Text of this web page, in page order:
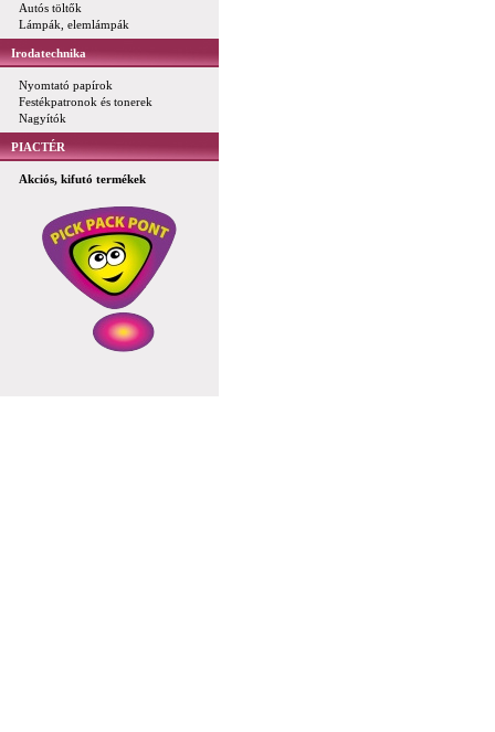
Autós töltők
Lámpák, elemlámpák
Irodatechnika
Nyomtató papírok
Festékpatronok és tonerek
Nagyítók
PIACTÉR
Akciós, kifutó termékek